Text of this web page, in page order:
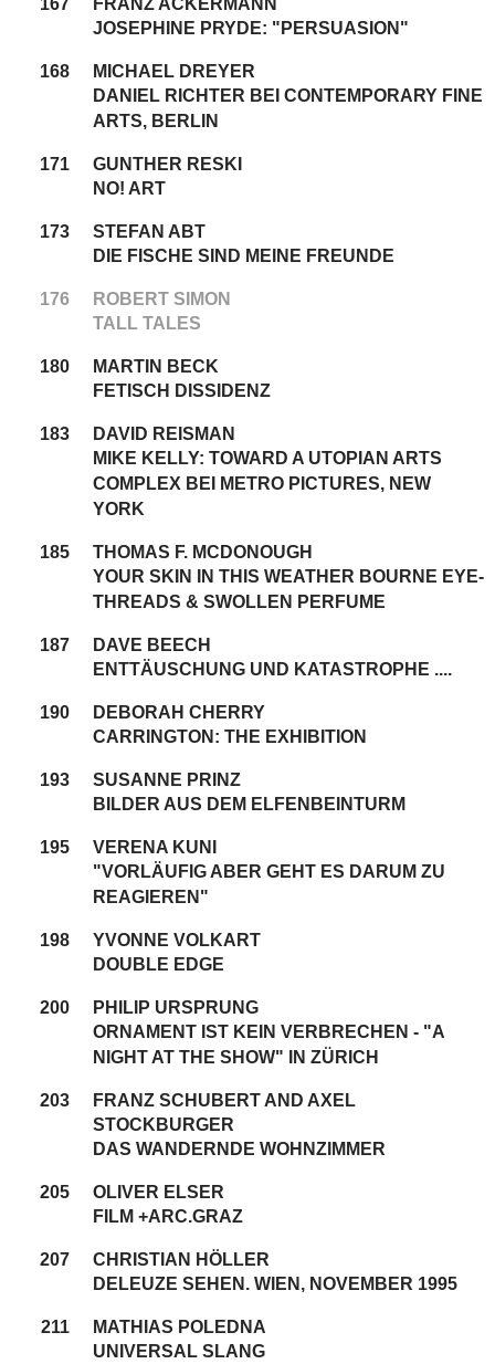
167
FRANZ ACKERMANN
JOSEPHINE PRYDE: "PERSUASION"
168
MICHAEL DREYER
DANIEL RICHTER BEI CONTEMPORARY FINE
ARTS, BERLIN
171
GUNTHER RESKI
NO! ART
173
STEFAN ABT
DIE FISCHE SIND MEINE FREUNDE
176
ROBERT SIMON
TALL TALES
180
MARTIN BECK
FETISCH DISSIDENZ
183
DAVID REISMAN
MIKE KELLY: TOWARD A UTOPIAN ARTS
COMPLEX BEI METRO PICTURES, NEW
YORK
185
THOMAS F. MCDONOUGH
YOUR SKIN IN THIS WEATHER BOURNE EYE-
THREADS & SWOLLEN PERFUME
187
DAVE BEECH
ENTTÄUSCHUNG UND KATASTROPHE ....
190
DEBORAH CHERRY
CARRINGTON: THE EXHIBITION
193
SUSANNE PRINZ
BILDER AUS DEM ELFENBEINTURM
195
VERENA KUNI
"VORLÄUFIG ABER GEHT ES DARUM ZU
REAGIEREN"
198
YVONNE VOLKART
DOUBLE EDGE
200
PHILIP URSPRUNG
ORNAMENT IST KEIN VERBRECHEN - "A
NIGHT AT THE SHOW" IN ZÜRICH
203
FRANZ SCHUBERT AND AXEL
STOCKBURGER
DAS WANDERNDE WOHNZIMMER
205
OLIVER ELSER
FILM +ARC.GRAZ
207
CHRISTIAN HÖLLER
DELEUZE SEHEN. WIEN, NOVEMBER 1995
211
MATHIAS POLEDNA
UNIVERSAL SLANG